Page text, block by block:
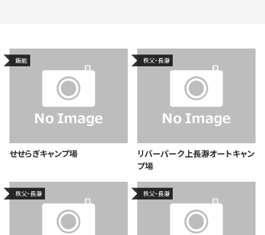
飯能
せせらぎキャンプ場
秩父・長瀞
リバーパーク上長瀞オートキャン
プ場
秩父・長瀞 秩父・長瀞